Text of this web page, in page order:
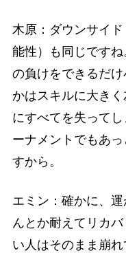
木原：ダウンサイ
能性）も同じです
の負けをできるだ
かはスキルに大き
にすべてを失って
ーナメントでもあ
すから。
エミン：確かに、
んとか耐えてリカ
い人はそのまま崩